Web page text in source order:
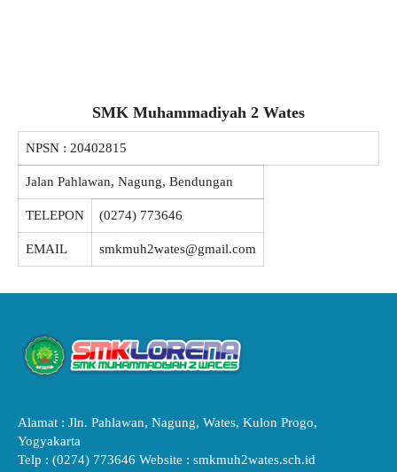
SMK Muhammadiyah 2 Wates
NPSN : 20402815
Jalan Pahlawan, Nagung, Bendungan
TELEPON (0274) 773646
EMAIL smkmuh2wates@gmail.com
Alamat : Jln. Pahlawan, Nagung, Wates, Kulon Progo,
Yogyakarta
Telp : (0274) 773646 Website : smkmuh2wates.sch.id